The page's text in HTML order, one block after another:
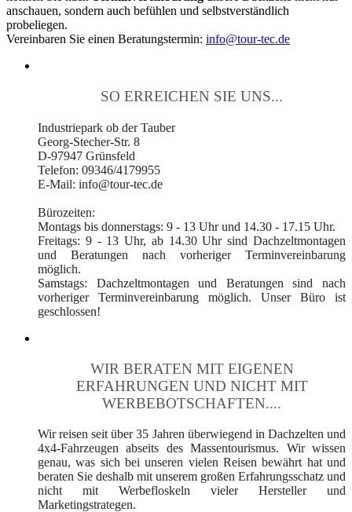
anschauen, sondern auch befühlen und selbstverständlich
probeliegen.
Vereinbaren Sie einen Beratungstermin: info@tour-tec.de
SO ERREICHEN SIE UNS...
Industriepark ob der Tauber
Georg-Stecher-Str. 8
D-97947 Grünsfeld
Telefon: 09346/4179955
E-Mail: info@tour-tec.de
Bürozeiten:
Montags bis donnerstags: 9 - 13 Uhr und 14.30 - 17.15 Uhr.
Freitags: 9 - 13 Uhr, ab 14.30 Uhr sind Dachzeltmontagen
und Beratungen nach vorheriger Terminvereinbarung
möglich.
Samstags: Dachzeltmontagen und Beratungen sind nach
vorheriger Terminvereinbarung möglich. Unser Büro ist
geschlossen!
WIR BERATEN MIT EIGENEN
ERFAHRUNGEN UND NICHT MIT
WERBEBOTSCHAFTEN....
Wir reisen seit über 35 Jahren überwiegend in Dachzelten und
4x4-Fahrzeugen abseits des Massentourismus. Wir wissen
genau, was sich bei unseren vielen Reisen bewährt hat und
beraten Sie deshalb mit unserem großen Erfahrungsschatz und
nicht mit Werbefloskeln vieler Hersteller und
Marketingstrategen.